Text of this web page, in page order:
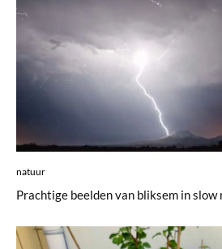
natuur
Prachtige beelden van bliksem in slow